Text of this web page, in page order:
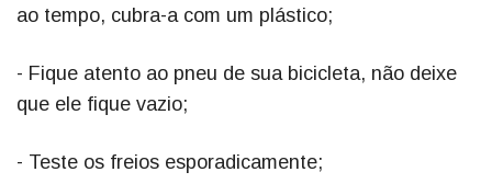
ao tempo, cubra-a com um plástico;
- Fique atento ao pneu de sua bicicleta, não deixe
que ele fique vazio;
- Teste os freios esporadicamente;